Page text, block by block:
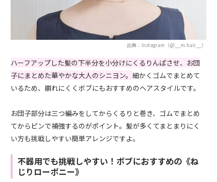
出典：Instagram（@__m.hair__）
ハーフアップした髪の下半分を小分けにくるり んぱさせ、お団
子にまとめた華やかな大人のシニヨン。細かくゴムでまとめて
いるため、崩れにくくボブにもおすすめのヘアスタイルです。
お団子部分は三つ編みをしてからくるりと巻き、ゴムでまとめ
てからピンで補強するのがポイント。髪が多くてまとまりにく
い方も挑戦しやすい簡単アレンジですよ。
不器用でも挑戦しやすい！ボブにおすすめの《ね
じりローポニー》